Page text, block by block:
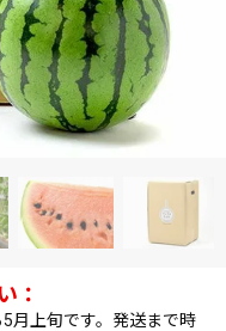
月上旬です。発送まで時